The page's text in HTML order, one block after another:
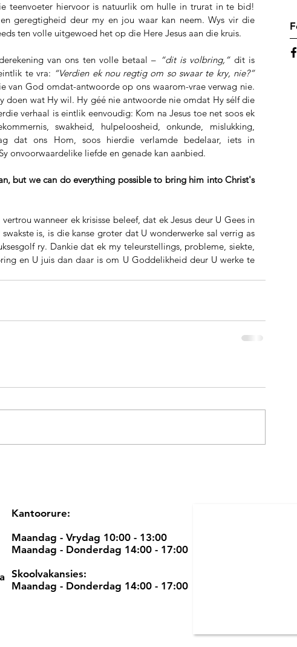
teenvoeter hiervoor is natuurlik om hulle in trurat in te bid!
geregtigheid deur my en jou waar kan neem. Wys vir die
ten volle uitgewoed het op die Here Jesus aan die kruis.
van ons ten volle betaal – “dit is volbring,” dit is
te vra: “Verdien ek nou regtig om so swaar te kry, nie?”
van God omdat-antwoorde op ons waarom-vrae verwag nie.
doen wat Hy wil. Hy géé nie antwoorde nie omdat Hy sélf die
verhaal is eintlik eenvoudig: Kom na Jesus toe net soos ek
swakheid, hulpeloosheid, onkunde, mislukking,
dat ons Hom, soos hierdie verlamde bedelaar, iets in
onvoorwaardelike liefde en genade kan aanbied.
but we can do everything possible to bring him into Christ's
wanneer ek krisisse beleef, dat ek Jesus deur U Gees in
is, is die kanse groter dat U wonderwerke sal verrig as
ry. Dankie dat ek my teleurstellings, probleme, siekte,
en U juis dan daar is om U Goddelikheid deur U werke te
Kantoorure:
Maandag - Vrydag 10:00 - 13:00
Maandag - Donderdag 14:00 - 17:00
Skoolvakansies:
Maandag - Donderdag 14:00 - 17:00